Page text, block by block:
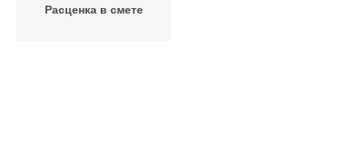
Расценка в смете